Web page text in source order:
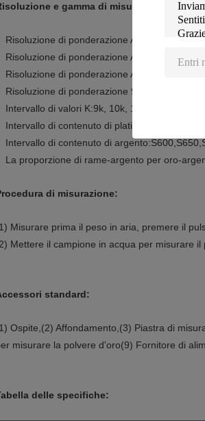
e gamma di misura:
Risoluzione di ponderazione AU-
Risoluzione di ponderazione AU-
Risoluzione di ponderazione AU-
Risoluzione di ponderazione 900K, 1200K,
Intervallo di valori K:9k, 10k, 11k, 12k, 13k,
Intervallo di contenuto di
Intervallo di contenuto di
La proporzione di rame-argento per oro-
di misurazione:
Misurare prima il peso in aria, premere il
Mettere il campione in acqua per misurare
standard:
Ospite,(2) Affondamento,(3) Piastra di
misurare la polvere d'oro(9) Fornitore di
delle specifiche: